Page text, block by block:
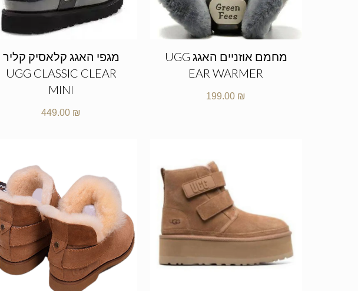
מחמם אוזניים האגג UGG
EAR WARMER
199.00 ₪
מגפי האגג קלאסיק קליר
UGG CLASSIC CLEAR
MINI
449.00 ₪